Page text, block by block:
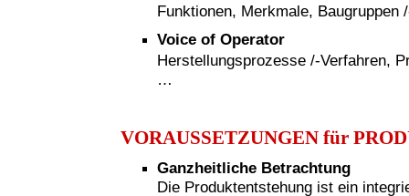
Funktionen, Merkmale,
Voice of Operator
Herstellungsprozesse /-Verfahren,
VORAUSSETZUNGEN für
Ganzheitliche Betrachtung
Die Produktentstehung ist ein